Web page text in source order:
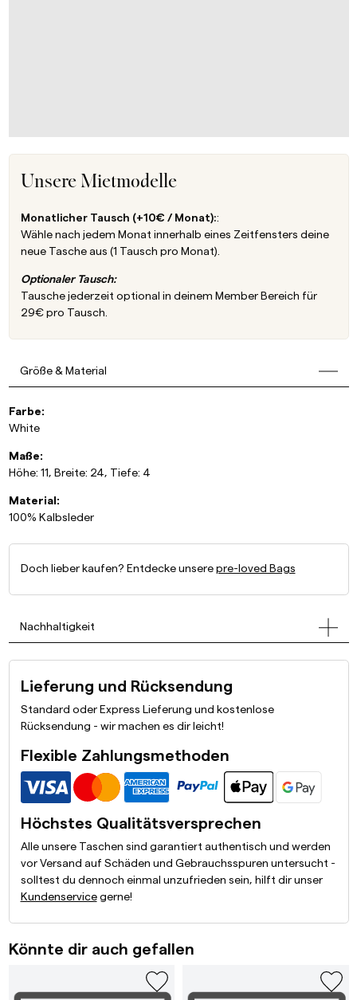
Unsere Mietmodelle
Monatlicher Tausch (+10€ / Monat)::
Wähle nach jedem Monat innerhalb eines Zeitfensters deine
neue Tasche aus (1 Tausch pro Monat).
Optionaler Tausch:
Tausche jederzeit optional in deinem Member Bereich für
29€ pro Tausch.
Größe & Material
Farbe:
White
Maße:
Höhe: 11, Breite: 24, Tiefe: 4
Material:
100% Kalbsleder
Doch lieber kaufen? Entdecke unsere pre-loved Bags
Nachhaltigkeit
Lieferung und Rücksendung
Standard oder Express Lieferung und kostenlose
Rücksendung - wir machen es dir leicht!
Flexible Zahlungsmethoden
Höchstes Qualitätsversprechen
Alle unsere Taschen sind garantiert authentisch und werden
vor Versand auf Schäden und Gebrauchsspuren untersucht -
solltest du dennoch einmal unzufrieden sein, hilft dir unser
Kundenservicegerne!
Könnte dir auch gefallen